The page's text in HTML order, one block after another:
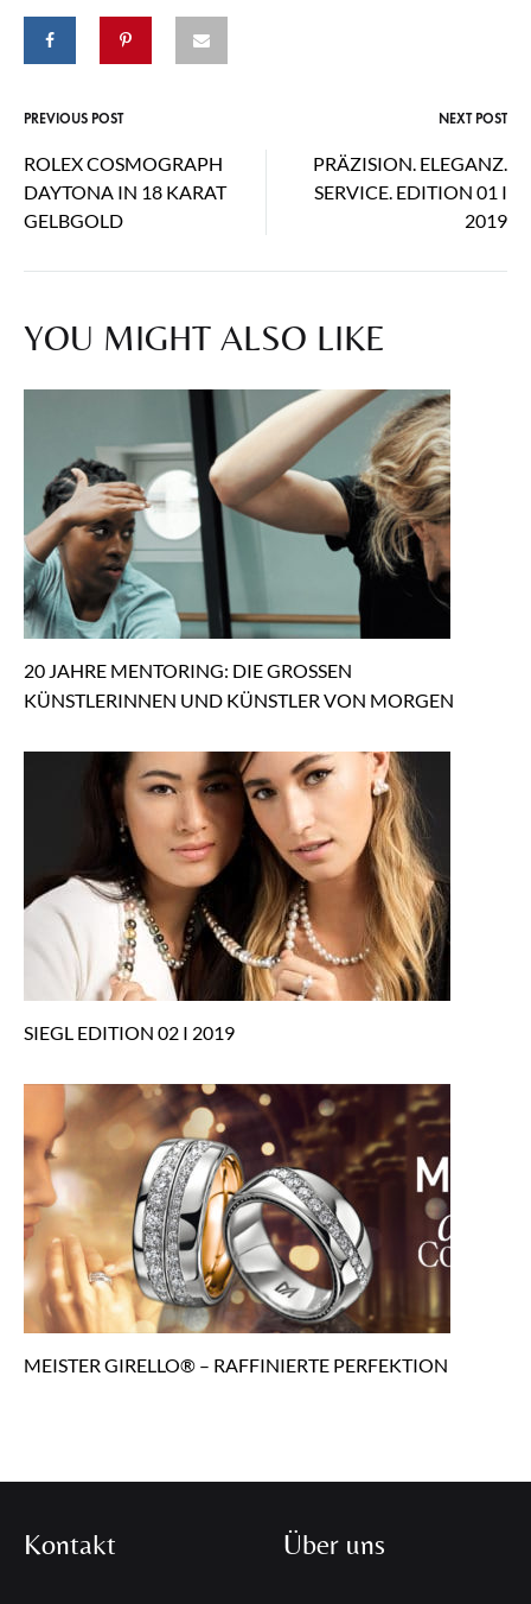
Post
navigation
PREVIOUS POST NEXT POST
ROLEX COSMOGRAPH
DAYTONA IN 18 KARAT
GELBGOLD
PRÄZISION. ELEGANZ.
SERVICE. EDITION 01 I
2019
YOU MIGHT ALSO LIKE
20 JAHRE MENTORING: DIE GROSSEN
KÜNSTLERINNEN UND KÜNSTLER VON MORGEN
SIEGL EDITION 02 I 2019
MEISTER GIRELLO® – RAFFINIERTE PERFEKTION
Kontakt Über uns